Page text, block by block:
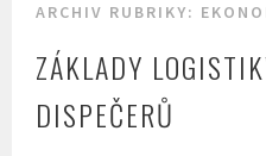
ARCHIV RUBRIKY:
ZÁKLADY
DISPEČERŮ